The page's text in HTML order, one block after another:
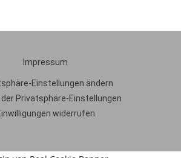
Impressum
Einstellungen ändern
der Privatsphäre-Einstellungen
widerrufen